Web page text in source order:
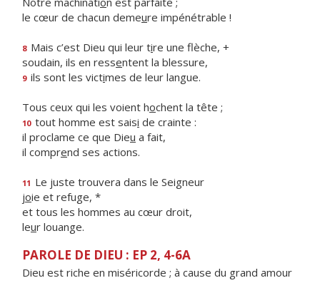
le cœur de chacun demeure impénétrable !
8 Mais c’est Dieu qui leur tire une flèche, +
soudain, ils en ressentent la blessure,
9 ils sont les victimes de leur langue.
Tous ceux qui les voient hochent la tête ;
10 tout homme est saisi de crainte :
il proclame ce que Dieu a fait,
il comprend ses actions.
11 Le juste trouvera dans le Seigneur
joie et refuge, *
et tous les hommes au cœur droit,
leur louange.
PAROLE DE DIEU : EP 2, 4-6A
Dieu est riche en miséricorde ; à cause du grand amour